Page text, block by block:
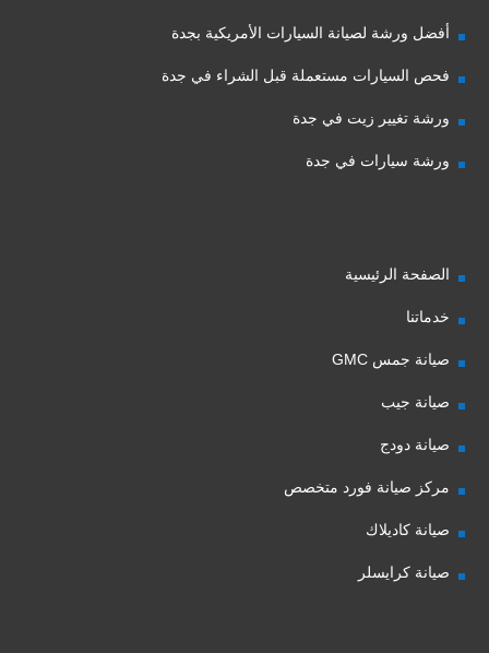
أفضل ورشة لصيانة السيارات الأمريكية بجدة
فحص السيارات مستعملة قبل الشراء في جدة
ورشة تغيير زيت في جدة
ورشة سيارات في جدة
الصفحة الرئيسية
خدماتنا
صيانة جمس GMC
صيانة جيب
صيانة دودج
مركز صيانة فورد متخصص
صيانة كاديلاك
صيانة كرايسلر